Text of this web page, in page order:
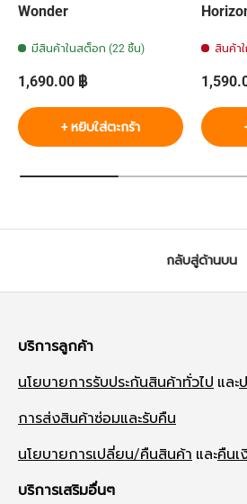
Wonder
มีสินค้าในสต็อก (22 ชิ้น)
ราคาปกติ
1,690.00 ฿
+ หยิบใส่ตะกร้า
สินค้า
ราคาป
กลับสู่ด้านบน
บริการลูกค้า
นโยบายการรับประกันสินค้าทั่วไป และ
การส่งสินค้าซ่อมและรับคืน
นโยบายการเปลี่ยน/คืนสินค้า และคืนเ
บริการเสริมอื่นๆ